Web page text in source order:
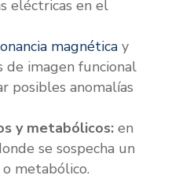
eléctricas en el
magnéticay
de imagen funcional
posibles anomalías
y metabólicos:en
se sospecha un
metabólico.